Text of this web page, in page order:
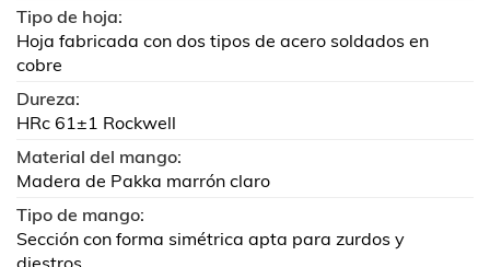
Tipo de hoja:
Hoja fabricada con dos tipos de acero soldados en
cobre
Dureza:
HRc 61±1 Rockwell
Material del mango:
Madera de Pakka marrón claro
Tipo de mango:
Sección con forma simétrica apta para zurdos y
diestros